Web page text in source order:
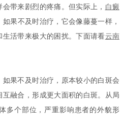
带来剧烈的疼痛。但实际上， 白癜
果不及时治疗，它会像藤蔓一样，
活带来极大的困扰。下面请看云南
果不及时治疗，原本较小的白斑会
融合，形成更大面积的白斑。从局
多个部位，严重影响患者的外貌形